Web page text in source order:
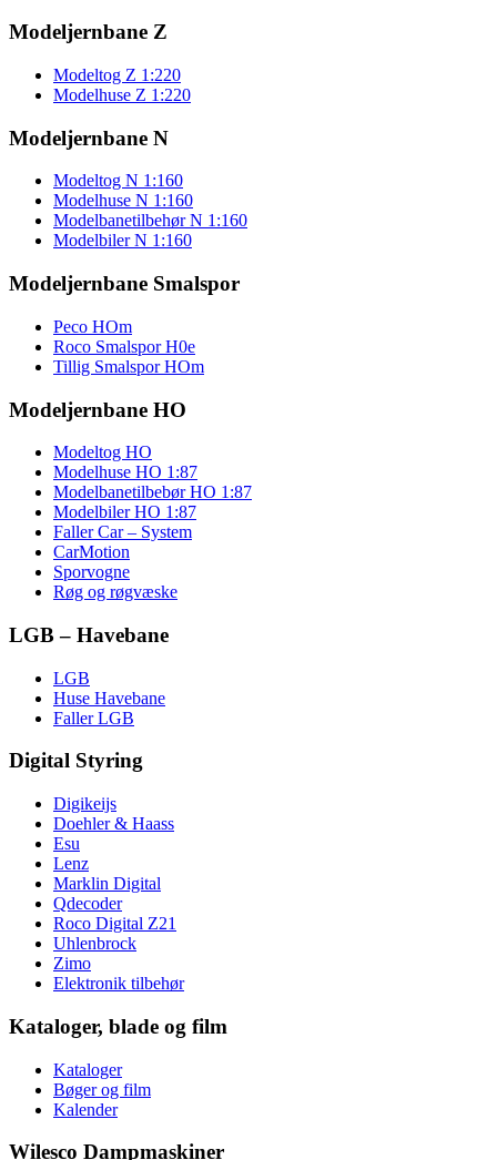
Modeljernbane Z
Modeltog Z 1:220
Modelhuse Z 1:220
Modeljernbane N
Modeltog N 1:160
Modelhuse N 1:160
Modelbanetilbehør N 1:160
Modelbiler N 1:160
Modeljernbane Smalspor
Peco HOm
Roco Smalspor H0e
Tillig Smalspor HOm
Modeljernbane HO
Modeltog HO
Modelhuse HO 1:87
Modelbanetilbebør HO 1:87
Modelbiler HO 1:87
Faller Car – System
CarMotion
Sporvogne
Røg og røgvæske
LGB – Havebane
LGB
Huse Havebane
Faller LGB
Digital Styring
Digikeijs
Doehler & Haass
Esu
Lenz
Marklin Digital
Qdecoder
Roco Digital Z21
Uhlenbrock
Zimo
Elektronik tilbehør
Kataloger, blade og film
Kataloger
Bøger og film
Kalender
Wilesco Dampmaskiner